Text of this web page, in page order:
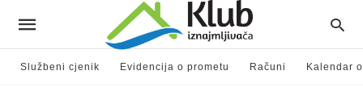
Službeni cjenik Evidencija o prometu Računi Kalendar